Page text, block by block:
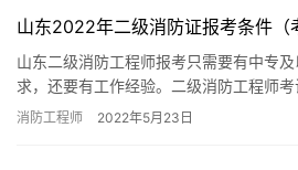
业，工作满4年，其中从事消防安全
4、取得消防工程专业硕士学历或
中从事消防安全技术工作满1年；
山东2022年二级消防证报考条件（
山东二级消防工程师报考只需要有中专
求，还要有工作经验。二级消防工程师
合能力》、《消防安全案例分析》。 山
消防工程师 2022年5月23日